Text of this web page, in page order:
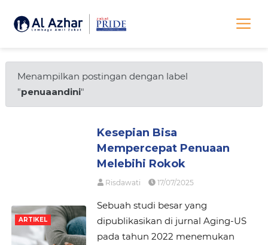
Menampilkan postingan dengan label
"penuaandini"
ARTIKEL
Kesepian Bisa
Mempercepat Penuaan
Melebihi Rokok
Risdawati 17/07/2025
Sebuah studi besar yang
dipublikasikan di jurnal Aging-US
pada tahun 2022 menemukan